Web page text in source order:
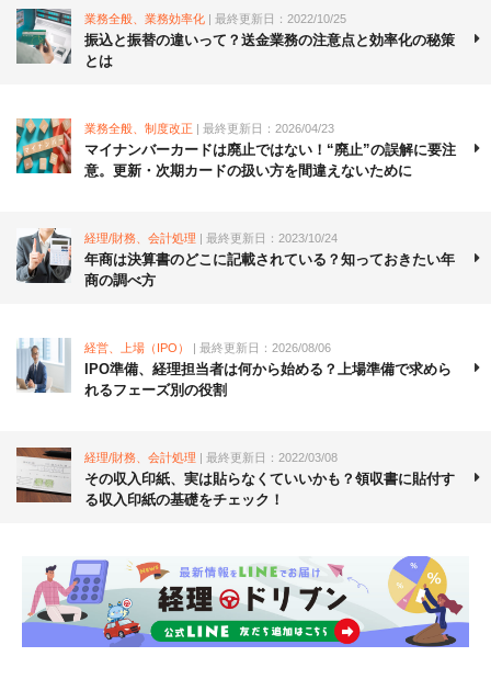
業務全般、業務効率化 | 最終更新日：2022/10/25
振込と振替の違いって？送金業務の注意点と効率化の秘策
とは
業務全般、制度改正 | 最終更新日：2026/04/23
マイナンバーカードは廃止ではない！“廃止”の誤解に要注
意。更新・次期カードの扱い方を間違えないために
経理/財務、会計処理 | 最終更新日：2023/10/24
年商は決算書のどこに記載されている？知っておきたい年
商の調べ方
経営、上場（IPO） | 最終更新日：2026/08/06
IPO準備、経理担当者は何から始める？上場準備で求めら
れるフェーズ別の役割
経理/財務、会計処理 | 最終更新日：2022/03/08
その収入印紙、実は貼らなくていいかも？領収書に貼付す
る収入印紙の基礎をチェック！